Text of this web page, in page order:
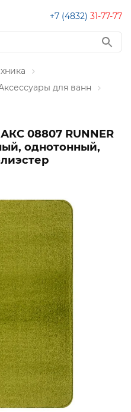
+7 (4832) 31-77-77
для ванн
08807 RUNNER
однотонный,